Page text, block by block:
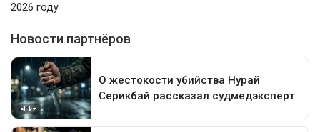
2026 году